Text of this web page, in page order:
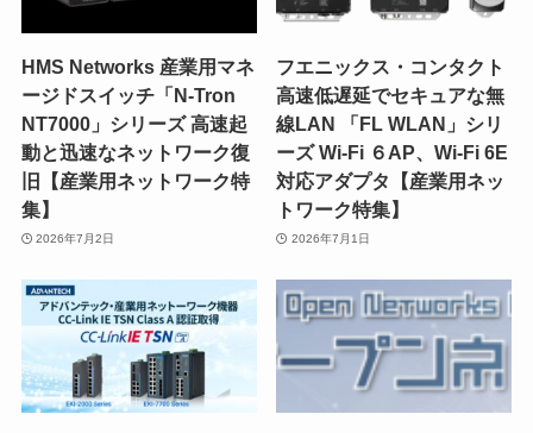
HMS Networks 産業用マネ
ージドスイッチ「N-Tron
NT7000」シリーズ 高速起
動と迅速なネットワーク復
旧【産業用ネットワーク特
集】
2026年7月2日
フエニックス・コンタクト
高速低遅延でセキュアな無
線LAN 「FL WLAN」シリ
ーズ Wi-Fi ６AP、Wi-Fi 6E
対応アダプタ【産業用ネッ
トワーク特集】
2026年7月1日